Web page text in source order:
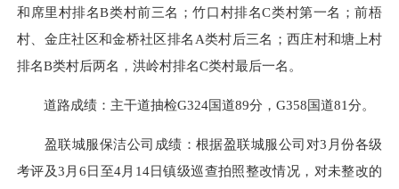
和席里村排名B类村前三名；竹口村排名C类村第一名；前梧
村、金庄社区和金桥社区排名A类村后三名；西庄村和塘上村
排名B类村后两名，洪岭村排名C类村最后一名。
道路成绩：主干道抽检G324国道89分，G358国道81分。
盈联城服保洁公司成绩：根据盈联城服公司对3月份各级
考评及3月6日至4月14日镇级巡查拍照整改情况，对未整改的